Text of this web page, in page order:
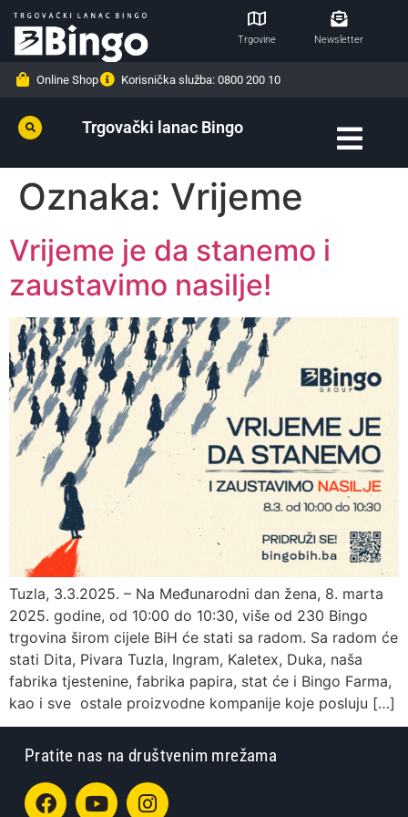
Trgovine Newsletter
Online Shop Korisnička služba: 0800 200 10
Trgovački lanac Bingo
Oznaka: Vrijeme
Vrijeme je da stanemo i
zaustavimo nasilje!
Tuzla, 3.3.2025. – Na Međunarodni dan žena, 8. marta
2025. godine, od 10:00 do 10:30, više od 230 Bingo
trgovina širom cijele BiH će stati sa radom. Sa radom će
stati Dita, Pivara Tuzla, Ingram, Kaletex, Duka, naša
fabrika tjestenine, fabrika papira, stat će i Bingo Farma,
kao i sve ostale proizvodne kompanije koje posluju […]
Pratite nas na društvenim mrežama